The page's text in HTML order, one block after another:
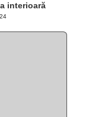
interioară